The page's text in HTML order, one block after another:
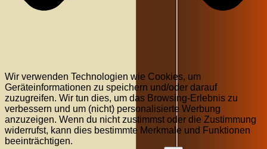
Wir verwenden Technologien wie Cookies, um
Geräteinformationen zu speichern und/oder darauf
zuzugreifen. Wir tun dies, um das Browsing-Erlebnis zu
verbessern und um (nicht) personalisierte Werbung
anzuzeigen. Wenn du nicht zustimmst oder die Zustimmung
widerrufst, kann dies bestimmte Merkmale und Funktionen
beeinträchtigen.